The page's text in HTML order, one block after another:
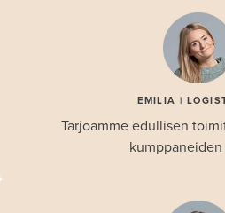
EMILIA |
Tarjoamme edullisen
kumppaneiden